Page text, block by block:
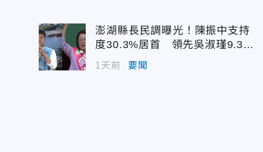
澎湖縣長民調曝光！陳振中支持
度30.3%居首 領先吳淑瑾9.3個
百分點
1天前 要聞